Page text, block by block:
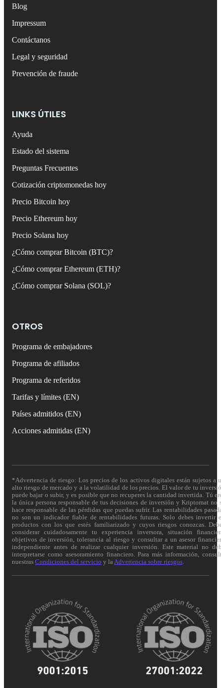
Blog
Impressum
Contáctanos
Legal y seguridad
Prevención de fraude
LINKS ÚTILES
Ayuda
Estado del sistema
Preguntas Frecuentes
Cotización criptomonedas hoy
Precio Bitcoin hoy
Precio Ethereum hoy
Precio Solana hoy
¿Cómo comprar Bitcoin (BTC)?
¿Cómo comprar Ethereum (ETH)?
¿Cómo comprar Solana (SOL)?
OTROS
Programa de embajadores
Programa de afiliados
Programa de referidos
Tarifas y límites (EN)
Países admitidos (EN)
Acciones admitidas (EN)
*Advertencia de riesgo: Los precios de los activos digitales están sujetos a
alto riesgo de mercado y a la volatilidad de los precios. El valor de tu
puede bajar o subir, y es posible que no recuperes la cantidad invertida. Tú
la única persona responsable de tus decisiones de inversión y Kriptomat no
hace responsable de las pérdidas que puedas sufrir. Las rentabilidades
no son un indicador fiable de rentabilidades futuras. Solo debes invertir
productos con los que estés familiarizado y cuyos riesgos conozcas.
considerar cuidadosamente tu experiencia inversora, situación
objetivos de inversión, tolerancia al riesgo y consultar a un asesor
independiente antes de realizar cualquier inversión. Este material no
interpretarse como asesoramiento financiero. Para más información,
nuestras Condiciones del servicio y laAdvertencia sobre riesgos.